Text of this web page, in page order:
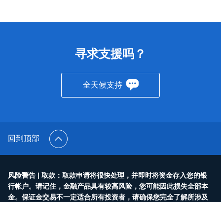
寻求支援吗？
全天候支持
回到顶部
风险警告 | 取款：取款申请将很快处理，并即时将资金存入您的银
行帐户。请记住，金融产品具有较高风险，您可能因此损失全部本
金。保证金交易不一定适合所有投资者，请确保您完全了解所涉及